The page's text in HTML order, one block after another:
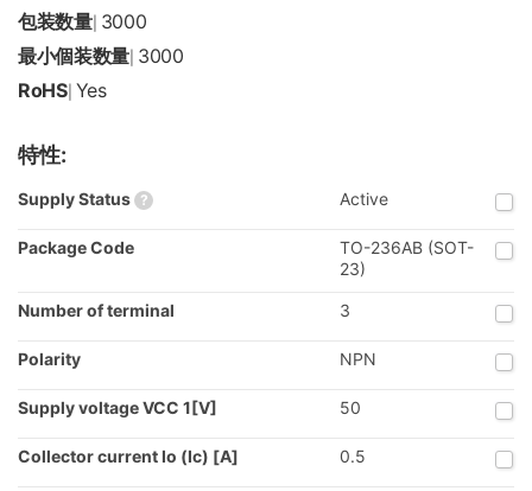
包装数量| 3000
最小個装数量 3000
RoHS| Yes
特性:
Supply Status ? Active
Package Code
TO-236AB (SOT-
23)
Number of terminal 3
Polarity NPN
Supply voltage VCC 1[V] 50
Collector current Io (Ic) [A] 0.5